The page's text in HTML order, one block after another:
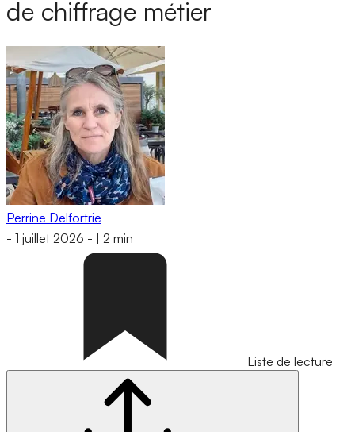
de chiffrage métier
Perrine Delfortrie
- 1 juillet 2026 - 2 min
Liste de lecture